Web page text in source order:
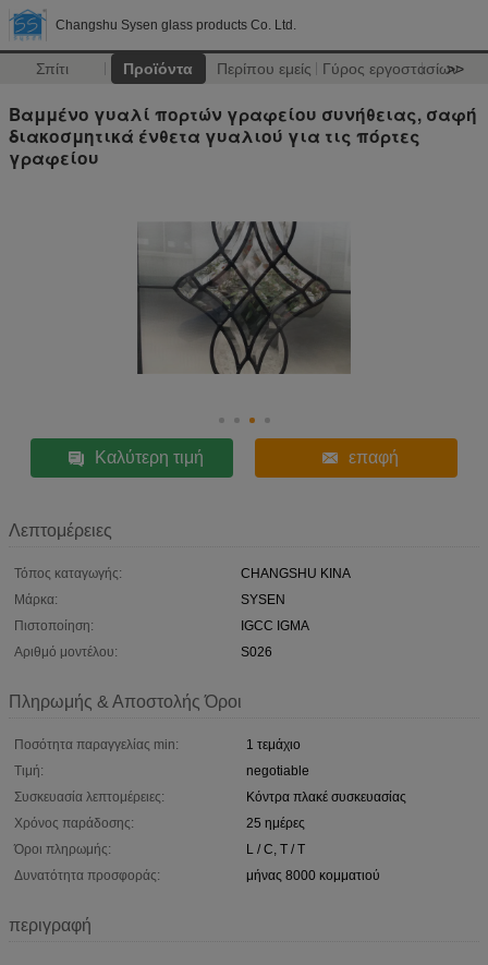
Changshu Sysen glass products Co. Ltd.
Σπίτι Προϊόντα Περίπου εμείς Γύρος εργοστασίων
>>
Βαμμένο γυαλί πορτών γραφείου συνήθειας, σαφή
διακοσμητικά ένθετα γυαλιού για τις πόρτες
γραφείου
Καλύτερη τιμή επαφή
Λεπτομέρειες
Τόπος καταγωγής:
CHANGSHU ΚΙΝΑ
Μάρκα:
SYSEN
Πιστοποίηση:
IGCC IGMA
Αριθμό μοντέλου:
S026
Πληρωμής & Αποστολής Όροι
Ποσότητα παραγγελίας min:
1 τεμάχιο
Τιμή:
negotiable
Συσκευασία λεπτομέρειες:
Κόντρα πλακέ συσκευασίας
Χρόνος παράδοσης:
25 ημέρες
Όροι πληρωμής:
L / C, T / T
Δυνατότητα προσφοράς:
μήνας 8000 κομματιού
περιγραφή